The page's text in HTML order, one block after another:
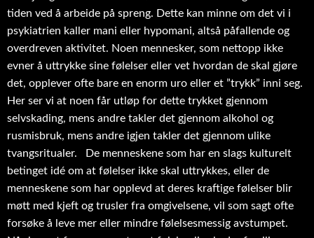
tiden ved å arbeide på spreng. Dette kan minne om det vi i
psykiatrien kaller mani eller hypomani, altså påfallende og
overdreven aktivitet. Noen mennesker, som nettopp ikke
evner å uttrykke sine følelser eller vet hvordan de skal gjøre
det, opplever ofte bare en enorm uro eller et ”trykk” inni seg.
Her ser vi at noen får utløp for dette trykket gjennom
selvskading, mens andre takler det gjennom alkohol og
rusmisbruk, mens andre igjen takler det gjennom ulike
tvangsritualer. De menneskene som har en slags kulturelt
betinget idé om at følelser ikke skal uttrykkes, eller de
menneskene som har opplevd at deres kraftige følelser blir
møtt med kjeft og trusler fra omgivelsene, vil som sagt ofte
forsøke å leve mer eller mindre følelsesmessig avstumpet.